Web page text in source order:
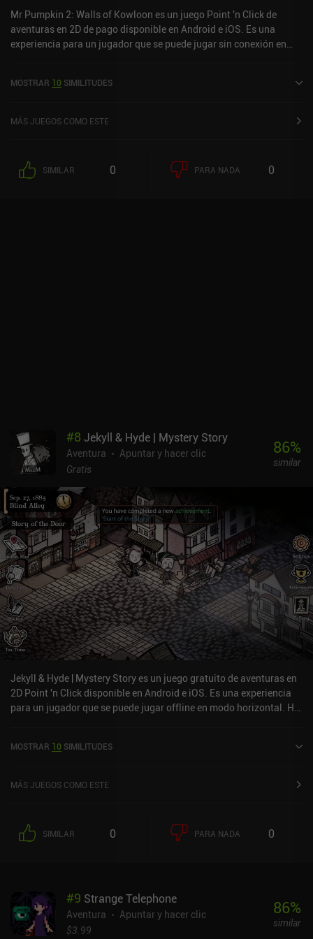
Mr Pumpkin 2: Walls of Kowloon es un juego Point 'n Click de
aventuras en 2D de pago disponible en Android e iOS. Es una
experiencia para un jugador que se puede jugar sin conexión en
Google Play y de 4,7 sobre 5,0 en la App Store de iOS.
MOSTRAR 10 SIMILITUDES
MÁS JUEGOS COMO ESTE
SIMILAR 0 PARA NADA 0
#8 Jekyll & Hyde | Mystery Story
Aventura
Apuntar y hacer clic
Gratis
86%
similar
Jekyll & Hyde | Mystery Story es un juego gratuito de aventuras en
2D Point 'n Click disponible en Android e iOS. Es una experiencia
para un jugador que se puede jugar offline en modo horizontal. Ha
valoración actual de 4 sobre 5,0 en Google Play y de 4,8 sobre 5,0
MOSTRAR 10 SIMILITUDES
MÁS JUEGOS COMO ESTE
SIMILAR 0 PARA NADA 0
#9 Strange Telephone
Aventura
Apuntar y hacer clic
$3.99
86%
similar